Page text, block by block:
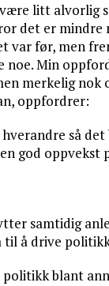
litt alvorlig
det er mindre
var før, men
noe. Min
merkelig nok
oppfordrer:
så det
god oppvekst
samtidig
til å drive
politikk blant